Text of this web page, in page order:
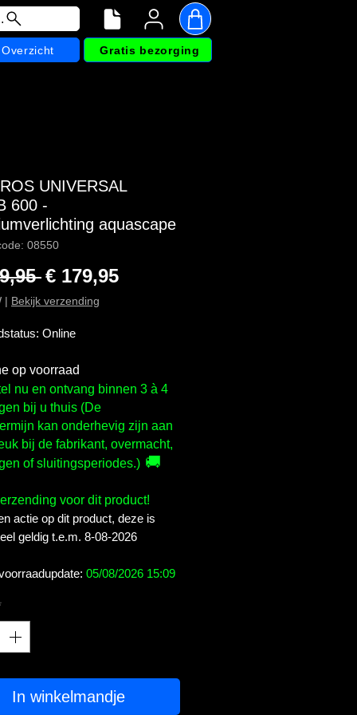
Overzicht Gratis bezorging
UNIVERSAL
600 -
aquascape
08550
Normale prijs
€ 179,95Verkoopprijs
| Bekijk verzending
Online
op voorraad
nu en ontvang binnen 3 à 4
bij u thuis (De
kan onderhevig zijn aan
bij de fabrikant, overmacht,
of sluitingsperiodes.) 🚚
voor dit product!
actie op dit product, deze is
geldig t.e.m. 8-08-2026
05/08/2026 15:09
In winkelmandje